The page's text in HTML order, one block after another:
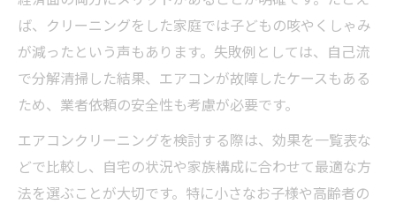
グの関係
洗浄方法別アレルギー対策効果比較
アレルギー体質家庭におすすめの洗浄頻度
天然成分洗剤と一般洗剤の違いを解説
花粉・ダニ対策のエアコンクリーニング活
信頼できる業者選びで安心な毎日を実現
ば、クリーニングをした家庭では子どもの咳やくしゃみ
が減ったという声もあります。失敗例としては、自己流
で分解清掃した結果、エアコンが故障したケースもある
ため、業者依頼の安全性も考慮が必要です。
エアコンクリーニングを検討する際は、効果を一覧表な
どで比較し、自宅の状況や家族構成に合わせて最適な方
法を選ぶことが大切です。特に小さなお子様や高齢者の